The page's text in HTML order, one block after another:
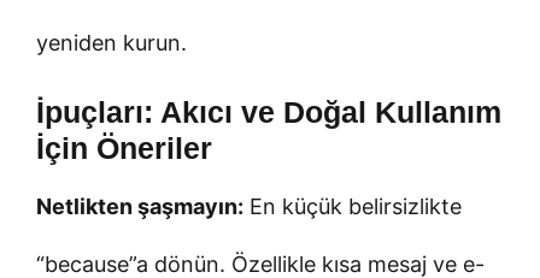
yeniden kurun.
İpuçları: Akıcı ve Doğal Kullanım
İçin Öneriler
Netlikten şaşmayın: En küçük belirsizlikte
“because”a dönün. Özellikle kısa mesaj ve e-